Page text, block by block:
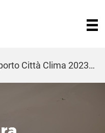
» Approfondimenti » Rapporto Città Clima 2023: speciale alluvioni. Legambiente “Crisi climatica non serva a nascondere negligenze”